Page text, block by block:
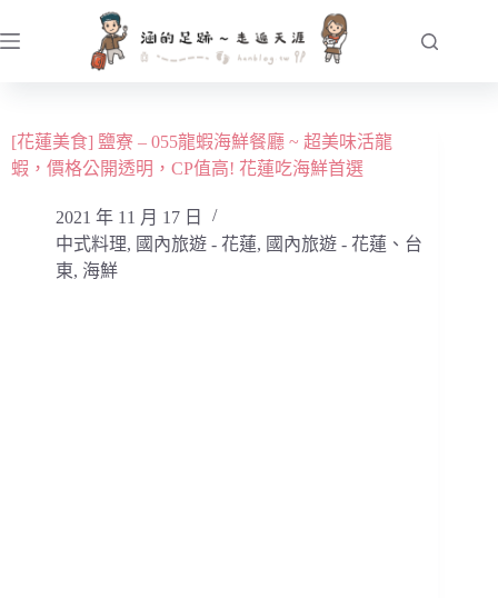
至
容[花蓮美食] 鹽寮 – 055龍蝦海鮮餐廳 ~ 超美味活龍
蝦，價格公開透明，CP值高! 花蓮吃海鮮首選
2021 年 11 月 17 日
中式料理, 國內旅遊 - 花蓮, 國內旅遊 - 花蓮、台
東, 海鮮